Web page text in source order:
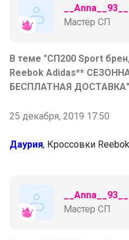
__Anna__93__
Мастер СП
В теме "СП200 Sport
Reebok Adidas**
БЕСПЛАТНАЯ ДОСТАВКА"
25 декабря, 2019 17:50
Даурия, Кроссовки
__Anna__93__
Мастер СП